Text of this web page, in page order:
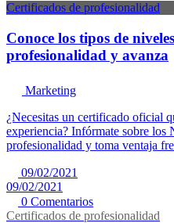
Certificados de profesionalidad
Conoce los tipos de
profesionalidad y avanza
Marketing
¿Necesitas un certificado oficial
experiencia? Infórmate sobre los
profesionalidad y toma ventaja
09/02/2021
09/02/2021
0 Comentarios
Certificados de profesionalidad